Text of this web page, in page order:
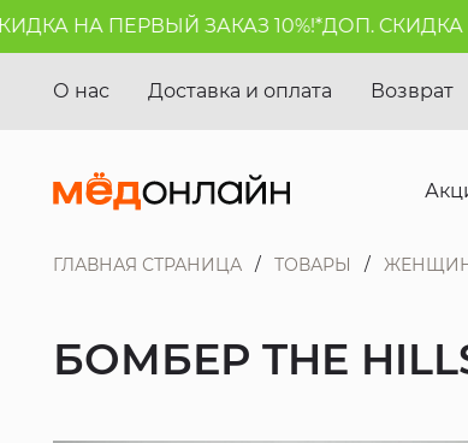
НА ПЕРВЫЙ ЗАКАЗ 10%!*ДОП. СКИДКА НА
О нас Доставка и оплата Возврат
ГЛАВНАЯ СТРАНИЦА ТОВАРЫ
БОМБЕР THE